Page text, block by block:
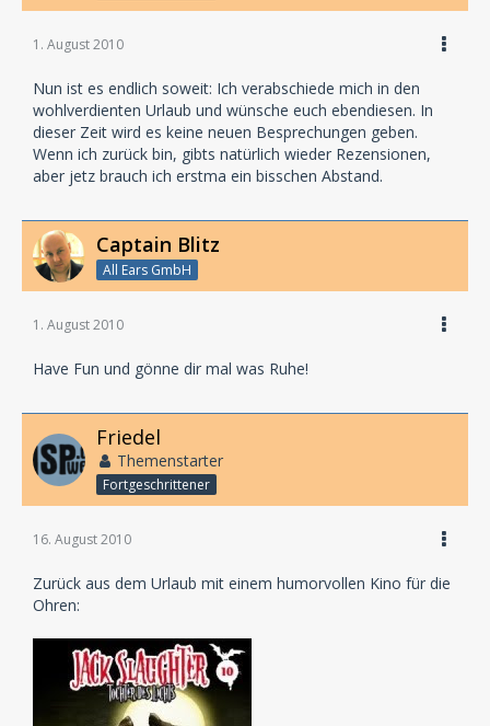
1. August 2010
Nun ist es endlich soweit: Ich verabschiede mich in den
wohlverdienten Urlaub und wünsche euch ebendiesen. In
dieser Zeit wird es keine neuen Besprechungen geben.
Wenn ich zurück bin, gibts natürlich wieder Rezensionen,
aber jetz brauch ich erstma ein bisschen Abstand.
Captain Blitz
All Ears GmbH
1. August 2010
Have Fun und gönne dir mal was Ruhe!
Friedel
Themenstarter
Fortgeschrittener
16. August 2010
Zurück aus dem Urlaub mit einem humorvollen Kino für die
Ohren: